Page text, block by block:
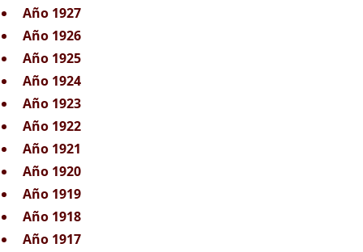
Año 1927
Año 1926
Año 1925
Año 1924
Año 1923
Año 1922
Año 1921
Año 1920
Año 1919
Año 1918
Año 1917